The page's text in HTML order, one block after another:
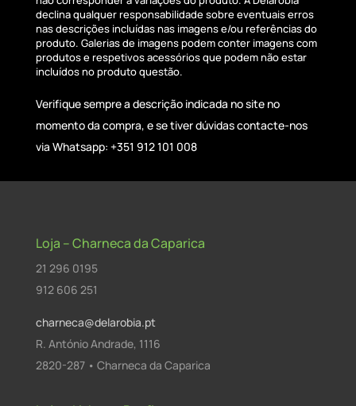
declina qualquer responsabilidade sobre eventuais erros
nas descrições incluídas nas imagens e/ou referências do
produto. Galerias de imagens podem conter imagens com
produtos e respetivos acessórios que podem não estar
incluídos no produto questão.
Verifique sempre a descrição indicada no site no
momento da compra, e se tiver dúvidas contacte-nos
via Whatsapp: +351 912 101 008
Loja – Charneca da Caparica
21 296 0195
912 606 251
charneca@delarobia.pt
R. António Andrade, 1116
2820-287 • Charneca da Caparica